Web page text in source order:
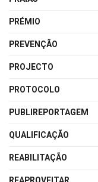
PRÉMIO
PREVENÇÃO
PROJECTO
PROTOCOLO
PUBLIREPORTAGEM
QUALIFICAÇÃO
REABILITAÇÃO